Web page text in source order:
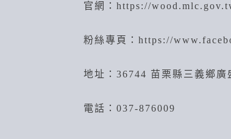
官網： https://
粉絲專頁： https://
地址：36744 苗栗縣三義鄉廣
電話：037-876009